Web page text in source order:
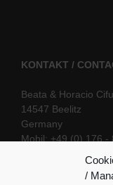
/
KONTAKT /
Beata & Horacio
14547 Beelitz
Germany
Mobil: +49 (0) 176 -